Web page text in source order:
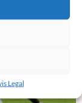
Legal